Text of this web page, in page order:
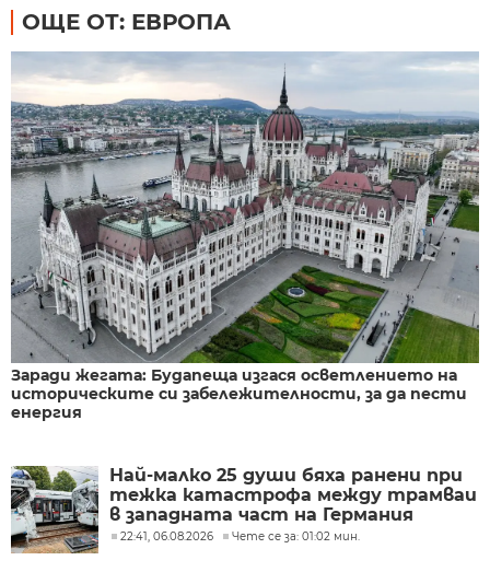
ОЩЕ ОТ: ЕВРОПА
Заради жегата: Будапеща изгася осветлението на
историческите си забележителности, за да пести
енергия
Най-малко 25 души бяха ранени при
тежка катастрофа между трамваи
в западната част на Германия
22:41, 06.08.2026 Чете се за: 01:02 мин.